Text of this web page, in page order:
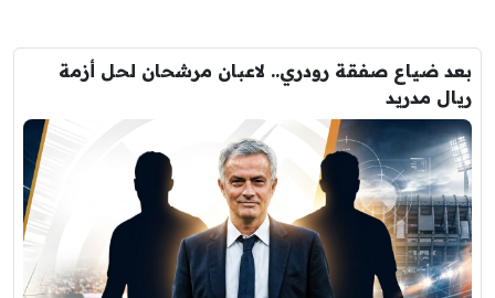
بعد ضياع صفقة رودري.. لاعبان مرشحان لحل أزمة
ريال مدريد